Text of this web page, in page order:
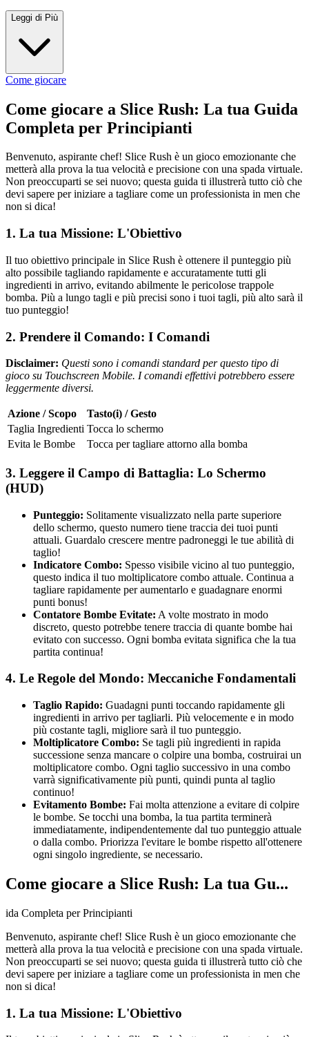
Leggi di Più
Come giocare
Come giocare a Slice Rush: La tua Guida
Completa per Principianti
Benvenuto, aspirante chef! Slice Rush è un gioco emozionante che
metterà alla prova la tua velocità e precisione con una spada virtuale.
Non preoccuparti se sei nuovo; questa guida ti illustrerà tutto ciò che
devi sapere per iniziare a tagliare come un professionista in men che
non si dica!
1. La tua Missione: L'Obiettivo
Il tuo obiettivo principale in Slice Rush è ottenere il punteggio più
alto possibile tagliando rapidamente e accuratamente tutti gli
ingredienti in arrivo, evitando abilmente le pericolose trappole
bomba. Più a lungo tagli e più precisi sono i tuoi tagli, più alto sarà il
tuo punteggio!
2. Prendere il Comando: I Comandi
Disclaimer: Questi sono i comandi standard per questo tipo di
gioco su Touchscreen Mobile. I comandi effettivi potrebbero essere
leggermente diversi.
Azione / Scopo
Tasto(i) / Gesto
Taglia Ingredienti Tocca lo schermo
Evita le Bombe
Tocca per tagliare attorno alla bomba
3. Leggere il Campo di Battaglia: Lo Schermo
(HUD)
Punteggio: Solitamente visualizzato nella parte superiore
dello schermo, questo numero tiene traccia dei tuoi punti
attuali. Guardalo crescere mentre padroneggi le tue abilità di
taglio!
Indicatore Combo: Spesso visibile vicino al tuo punteggio,
questo indica il tuo moltiplicatore combo attuale. Continua a
tagliare rapidamente per aumentarlo e guadagnare enormi
punti bonus!
Contatore Bombe Evitate: A volte mostrato in modo
discreto, questo potrebbe tenere traccia di quante bombe hai
evitato con successo. Ogni bomba evitata significa che la tua
partita continua!
4. Le Regole del Mondo: Meccaniche Fondamentali
Taglio Rapido: Guadagni punti toccando rapidamente gli
ingredienti in arrivo per tagliarli. Più velocemente e in modo
più costante tagli, migliore sarà il tuo punteggio.
Moltiplicatore Combo: Se tagli più ingredienti in rapida
successione senza mancare o colpire una bomba, costruirai un
moltiplicatore combo. Ogni taglio successivo in una combo
varrà significativamente più punti, quindi punta al taglio
continuo!
Evitamento Bombe: Fai molta attenzione a evitare di colpire
le bombe. Se tocchi una bomba, la tua partita terminerà
immediatamente, indipendentemente dal tuo punteggio attuale
o dalla combo. Priorizza l'evitare le bombe rispetto all'ottenere
ogni singolo ingrediente, se necessario.
Come giocare a Slice Rush: La tua Gu...
ida Completa per Principianti
Benvenuto, aspirante chef! Slice Rush è un gioco emozionante che
metterà alla prova la tua velocità e precisione con una spada virtuale.
Non preoccuparti se sei nuovo; questa guida ti illustrerà tutto ciò che
devi sapere per iniziare a tagliare come un professionista in men che
non si dica!
1. La tua Missione: L'Obiettivo